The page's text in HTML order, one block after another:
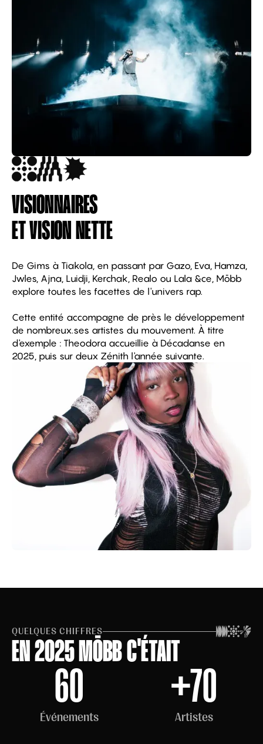
VISIONNAIRES
ET VISION NETTE
De Gims à Tiakola, en passant par Gazo, Eva, Hamza,
Jwles, Ajna, Luidji, Kerchak, Realo ou Lala &ce, Mōbb
explore toutes les facettes de l'univers rap.
Cette entité accompagne de près le développement
de nombreux.ses artistes du mouvement. À titre
d'exemple : Theodora accueillie à Décadanse en
2025, puis sur deux Zénith l'année suivante.
QUELQUES CHIFFRES
EN 2025 MŌBB C'ÉTAIT
60
Événements
+70
Artistes